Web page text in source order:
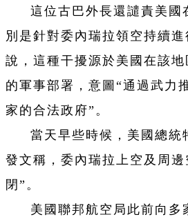
這位古巴外長還譴責美國
別是針對委內瑞拉領空持續
說，這種干擾源於美國在該地
的軍事部署，意圖“通過武力
家的合法政府”。
當天早些時候，美國總統
發文稱，委內瑞拉上空及周
閉”。
美國聯邦航空局此前向多